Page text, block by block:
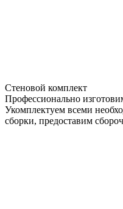
Стеновой комплект
Профессионально
Укомплектуем всеми
сборки, предоставим